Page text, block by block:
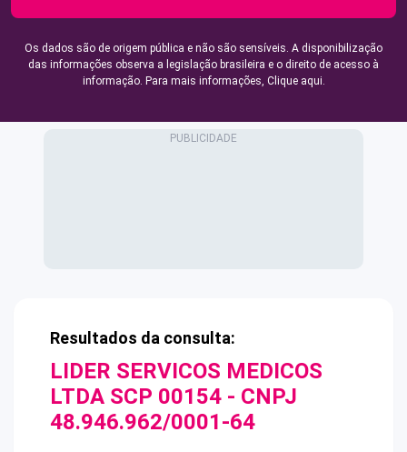
Os dados são de origem pública e não são sensíveis. A disponibilização
das informações observa a legislação brasileira e o direito de acesso à
informação. Para mais informações, Clique aqui.
Resultados da consulta:
LIDER SERVICOS MEDICOS
LTDA SCP 00154 - CNPJ
48.946.962/0001-64